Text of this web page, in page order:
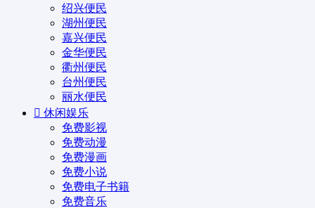
绍兴便民
湖州便民
嘉兴便民
金华便民
衢州便民
台州便民
丽水便民
休闲娱乐
免费影视
免费动漫
免费漫画
免费小说
免费电子书籍
免费音乐